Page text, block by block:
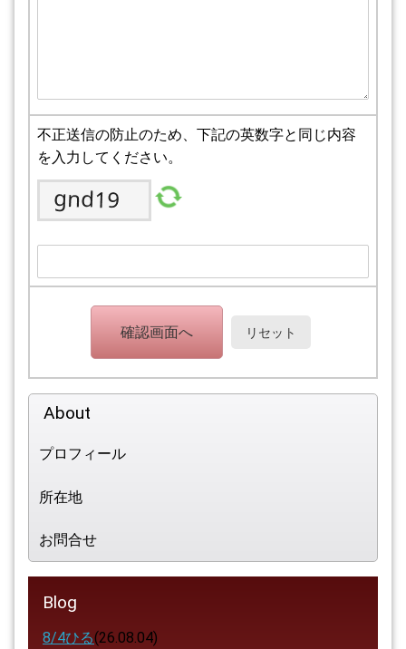
不正送信の防止のため、下記の英数字と同じ内容
を入力してください。
About
プロフィール
所在地
お問合せ
Blog
8/4ひる(26.08.04)